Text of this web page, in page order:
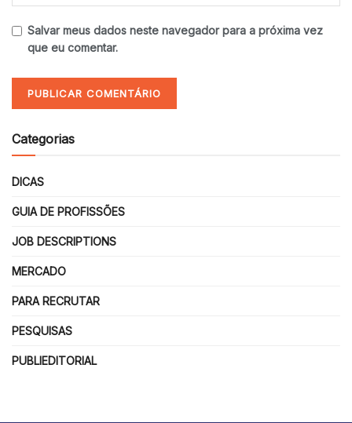
Salvar meus dados neste navegador para a próxima vez
que eu comentar.
Categorias
DICAS
GUIA DE PROFISSÕES
JOB DESCRIPTIONS
MERCADO
PARA RECRUTAR
PESQUISAS
PUBLIEDITORIAL